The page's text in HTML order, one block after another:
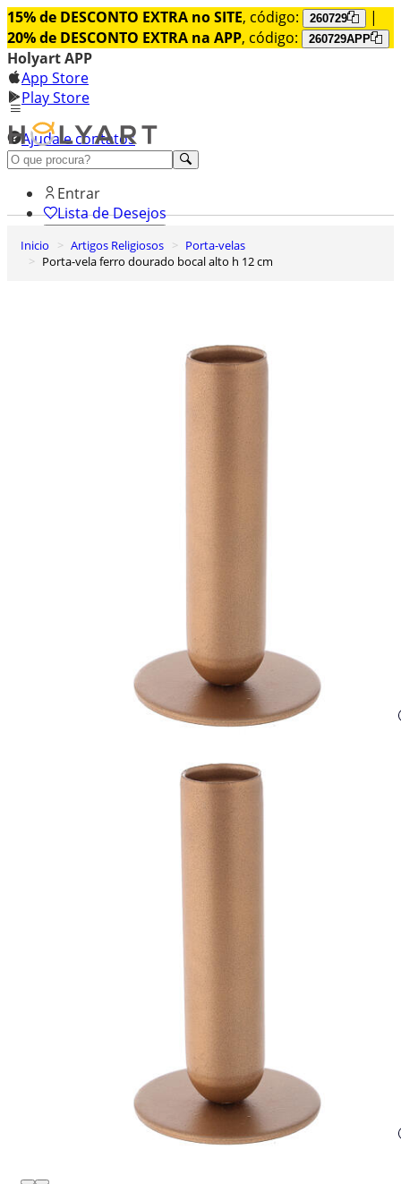
15% de DESCONTO EXTRA no SITE, código: 260729
|
20% de DESCONTO EXTRA na APP, código: 260729APP
Holyart APP
App Store
Play Store
Ajuda e contatos
Conheça premium
Entrar
Lista de Desejos
0
Carrinho de Compras
Inicio Artigos Religiosos
Porta-velas
Porta-vela ferro dourado bocal alto h 12 cm